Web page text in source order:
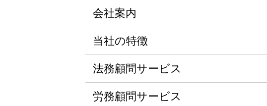
会社案内
当社の特徴
法務顧問サービス
労務顧問サービス